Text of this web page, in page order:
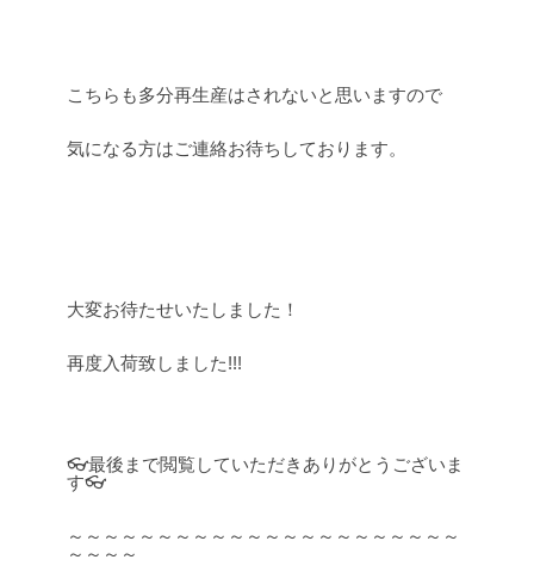
こちらも多分再生産はされないと思いますので
気になる方はご連絡お待ちしております。
大変お待たせいたしました！
再度入荷致しました!!!
👓最後まで閲覧していただきありがとうございま
す👓
～～～～～～～～～～～～～～～～～～～～～～
～～～～